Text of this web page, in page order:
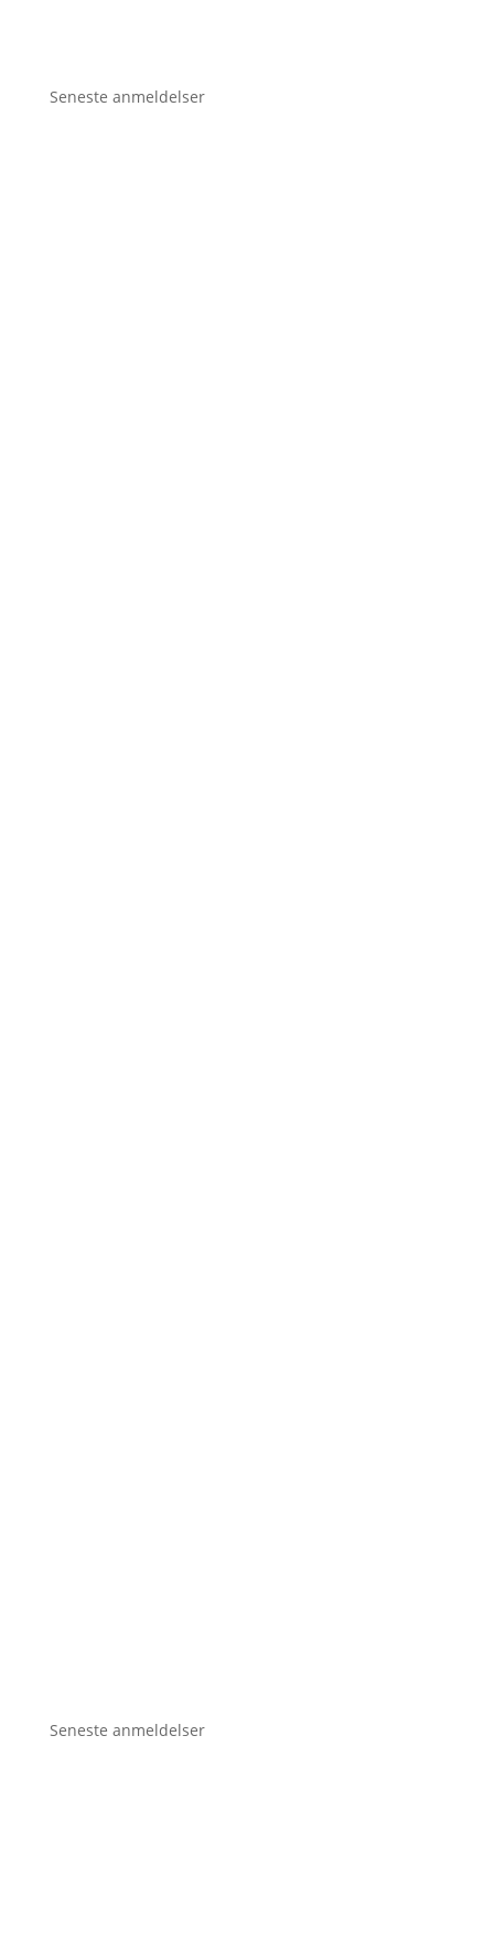
Seneste anmeldelser
Seneste anmeldelser